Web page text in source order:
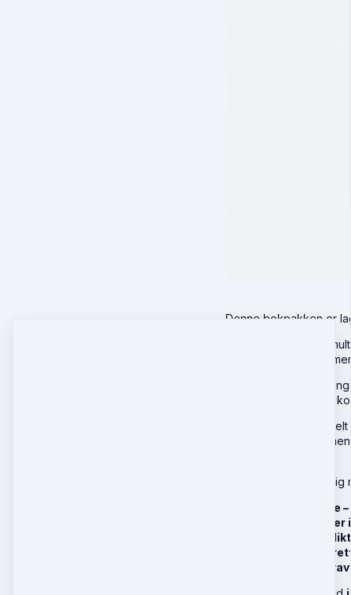
Denne bokpakken er
Du får to heldigitale
prinsipper og jobbe
Metodeboken som
steg veiledninger og
Bøkene passer
det lettere å se
Pakken er særlig
Når skal man tale
Ulike
Rettigheter og
Tvang i